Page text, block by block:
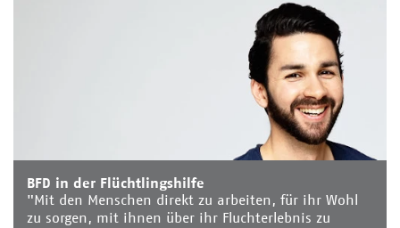
BFD in der Flüchtlingshilfe
"Mit den Menschen direkt zu arbeiten, für ihr Wohl
zu sorgen, mit ihnen über ihr Fluchterlebnis zu